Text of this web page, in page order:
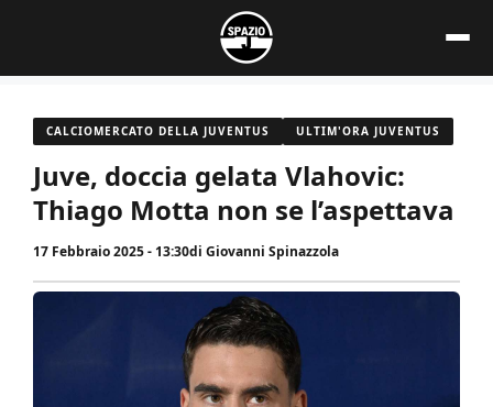
contenuto
CALCIOMERCATO DELLA JUVENTUS ULTIM'ORA JUVENTUS
Juve, doccia gelata Vlahovic:
Thiago Motta non se l’aspettava
17 Febbraio 2025 - 13:30di Giovanni Spinazzola